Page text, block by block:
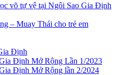
võ tự vệ tại Ngôi Sao Gia Định
– Muay Thái cho trẻ em
Định
Định Mở Rộng Lần 1/2023
Định Mở Rộng lần 2/2024